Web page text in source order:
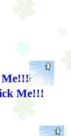
Me!!!